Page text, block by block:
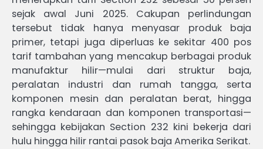
sejak awal Juni 2025. Cakupan perlindungan
tersebut tidak hanya menyasar produk baja
primer, tetapi juga diperluas ke sekitar 400 pos
tarif tambahan yang mencakup berbagai produk
manufaktur hilir—mulai dari struktur baja,
peralatan industri dan rumah tangga, serta
komponen mesin dan peralatan berat, hingga
rangka kendaraan dan komponen transportasi—
sehingga kebijakan Section 232 kini bekerja dari
hulu hingga hilir rantai pasok baja Amerika Serikat.